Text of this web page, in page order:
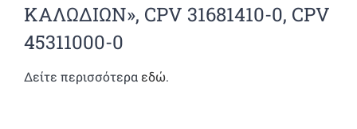
ΚΑΛΩΔΙΩΝ», CPV 31681410-0, CPV
45311000-0
Δείτε περισσότεραεδώ.